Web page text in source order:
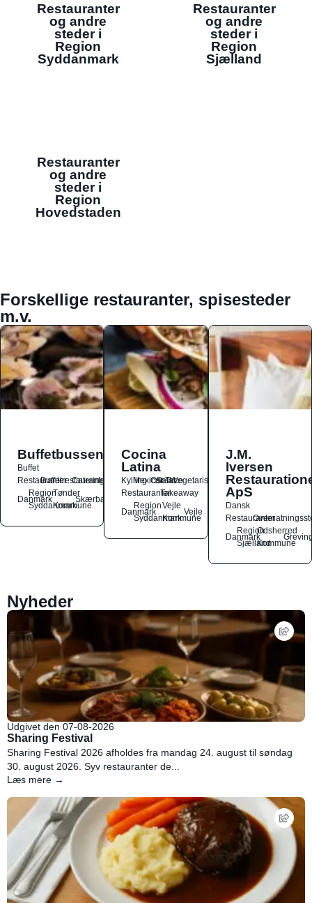
Restauranter
og andre
steder i
Region
Syddanmark
Restauranter
og andre
steder i
Region
Sjælland
Restauranter
og andre
steder i
Region
Hovedstaden
Forskellige restauranter, spisesteder
m.v.
Buffetbussen
Buffet
Restauranter
Buffetrestauranter
Catering
Danmark
Region
Syddanmark
Tønder
Kommune
Skærbæk
Cocina
Latina
Kylling
Mexicansk
OstSalat
TacoVegetarisk
RestauranterTakeaway
Danmark
Region
Syddanmark
Vejle
Kommune
Vejle
J.M.
Iversen
ApS
Dansk
Restauranter
Danmark
Region
Sjælland
Odsherred
Kommune
Nyheder
Udgivet den 07-08-2026
Sharing Festival
Sharing Festival 2026 afholdes fra mandag 24. august til søndag
30. august 2026. Syv restauranter de...
Læs mere →